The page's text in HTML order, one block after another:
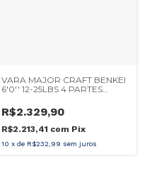
VARA MAJOR CRAFT BENKEI
6'0'' 12-25LBS 4 PARTES
R$2.329,90
R$2.213,41 com Pix
10 x de R$232,99 sem juros